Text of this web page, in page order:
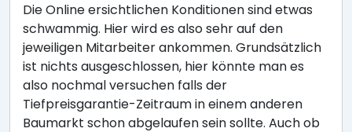
Die Online ersichtlichen Konditionen sind etwas
schwammig. Hier wird es also sehr auf den
jeweiligen Mitarbeiter ankommen. Grundsätzlich
ist nichts ausgeschlossen, hier könnte man es
also nochmal versuchen falls der
Tiefpreisgarantie-Zeitraum in einem anderen
Baumarkt schon abgelaufen sein sollte. Auch ob